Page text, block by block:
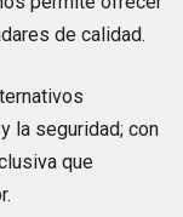
de calidad.
la seguridad; con
que